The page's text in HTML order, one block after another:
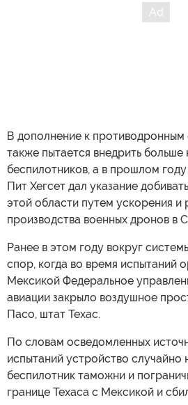
В дополнение к
также пытается внедрить больше
беспилотников, а в прошлом
Пит Хегсет дал указание
этой области путем ускорения и
производства военных дронов в
Ранее в этом году вокруг
спор, когда во время испытаний
Мексикой Федеральное
авиации закрыло воздушное
Пасо, штат Техас.
По словам осведомленных
испытаний устройство случайно
беспилотник таможни и
границе Техаса с Мексикой и